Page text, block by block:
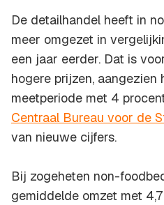
De detailhandel heeft in
meer omgezet in
een jaar eerder. Dat is
hogere prijzen,
meetperiode met 4
Centraal Bureau voor de
van nieuwe cijfers.
Bij zogeheten non-
gemiddelde omzet met